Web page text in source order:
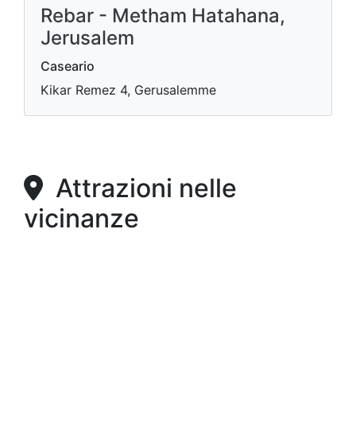
Rebar - Metham Hatahana,
Jerusalem
Caseario
Kikar Remez 4, Gerusalemme
Attrazioni nelle
vicinanze